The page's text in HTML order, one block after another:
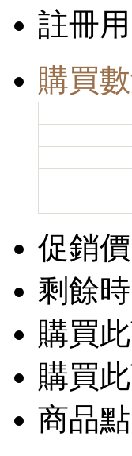
註冊
購買
促銷價
剩餘
購買
購買
商品